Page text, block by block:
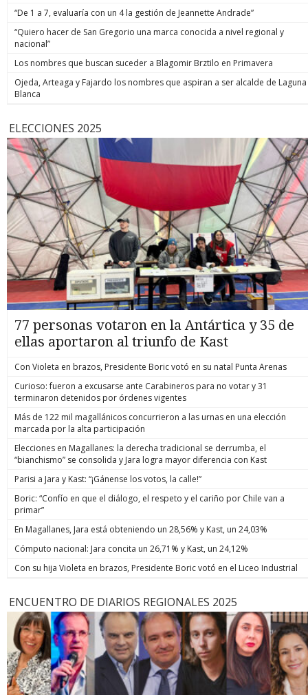
“De 1 a 7, evaluaría con un 4 la gestión de Jeannette Andrade”
“Quiero hacer de San Gregorio una marca conocida a nivel regional y
nacional”
Los nombres que buscan suceder a Blagomir Brztilo en Primavera
Ojeda, Arteaga y Fajardo los nombres que aspiran a ser alcalde de Laguna
Blanca
ELECCIONES 2025
77 personas votaron en la Antártica y 35 de
ellas aportaron al triunfo de Kast
Con Violeta en brazos, Presidente Boric votó en su natal Punta Arenas
Curioso: fueron a excusarse ante Carabineros para no votar y 31
terminaron detenidos por órdenes vigentes
Más de 122 mil magallánicos concurrieron a las urnas en una elección
marcada por la alta participación
Elecciones en Magallanes: la derecha tradicional se derrumba, el
“bianchismo” se consolida y Jara logra mayor diferencia con Kast
Parisi a Jara y Kast: “¡Gánense los votos, la calle!”
Boric: “Confío en que el diálogo, el respeto y el cariño por Chile van a
primar”
En Magallanes, Jara está obteniendo un 28,56% y Kast, un 24,03%
Cómputo nacional: Jara concita un 26,71% y Kast, un 24,12%
Con su hija Violeta en brazos, Presidente Boric votó en el Liceo Industrial
ENCUENTRO DE DIARIOS REGIONALES 2025